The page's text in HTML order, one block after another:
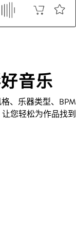
音乐
、乐器类型、BPM
您轻松为作品找到